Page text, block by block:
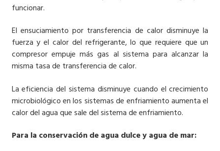
funcionar.
El ensuciamiento por transferencia de calor disminuye la
fuerza y ​​el calor del refrigerante, lo que requiere que un
compresor empuje más gas al sistema para alcanzar la
misma tasa de transferencia de calor.
La eficiencia del sistema disminuye cuando el crecimiento
microbiológico en los sistemas de enfriamiento aumenta el
calor del agua que sale del sistema de enfriamiento.
Para la conservación de agua dulce y agua de mar: